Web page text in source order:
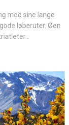
med sine lange
løberuter. Øen